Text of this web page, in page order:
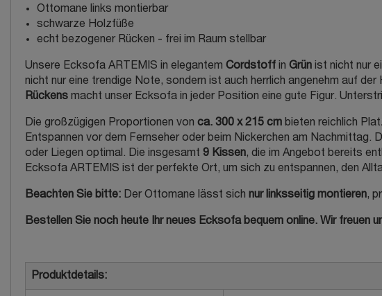
Ottomane links montierbar
schwarze Holzfüße
echt bezogener Rücken - frei im Raum stellbar
Unsere Ecksofa ARTEMIS in elegantem Cordstoff in Grün ist nicht nur
nicht nur eine trendige Note, sondern ist auch herrlich angenehm auf
Rückens macht unser Ecksofa in jeder Position eine gute Figur.
Die großzügigen Proportionen von ca. 300 x 215 cm bieten reichlich
Entspannen vor dem Fernseher oder beim Nickerchen am Nachmittag.
oder Liegen optimal. Die insgesamt 9 Kissen, die im Angebot bereits
Ecksofa ARTEMIS ist der perfekte Ort, um sich zu entspannen, den
Beachten Sie bitte: Der Ottomane lässt sich nur linksseitig montieren,
Bestellen Sie noch heute Ihr neues Ecksofa bequem online. Wir freuen
Produktdetails: